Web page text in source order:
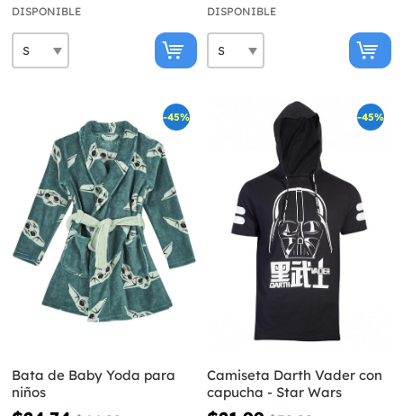
DISPONIBLE DISPONIBLE
-45%
Bata de Baby Yoda para
niños
-45%
Camiseta Darth Vader con
capucha - Star Wars